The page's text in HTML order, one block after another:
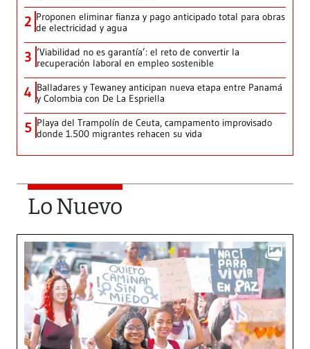
2 Proponen eliminar fianza y pago anticipado total para obras
de electricidad y agua
3 ‘Viabilidad no es garantía’: el reto de convertir la
recuperación laboral en empleo sostenible
4 Balladares y Tewaney anticipan nueva etapa entre Panamá
y Colombia con De La Espriella
5 Playa del Trampolín de Ceuta, campamento improvisado
donde 1.500 migrantes rehacen su vida
Lo Nuevo